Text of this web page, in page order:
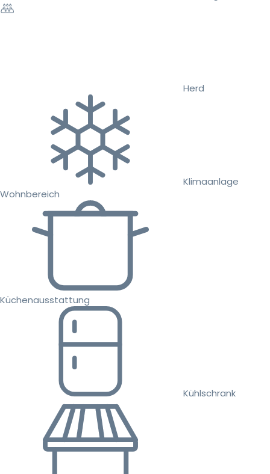
Herd
Klimaanlage
Wohnbereich
Küchenausstattung
Kühlschrank